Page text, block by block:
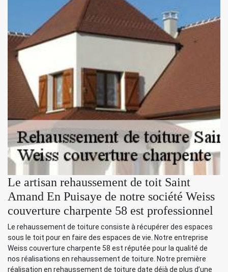
Le artisan rehaussement de toit Saint
Amand En Puisaye de notre société Weiss
couverture charpente 58 est professionnel
Le rehaussement de toiture consiste à récupérer des espaces
sous le toit pour en faire des espaces de vie. Notre entreprise
Weiss couverture charpente 58 est réputée pour la qualité de
nos réalisations en rehaussement de toiture. Notre première
réalisation en rehaussement de toiture date déjà de plus d’une